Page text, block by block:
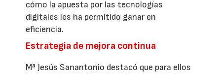
cómo la apuesta por las tecnologías
digitales les ha permitido ganar en
eficiencia.
Estrategia de mejora continua
Mª Jesús Sanantonio destacó que para ellos